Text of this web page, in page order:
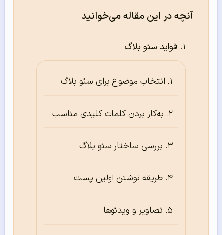
آنچه در این مقاله می‌خوانید
فواید سئو بلاگ
انتخاب موضوع برای سئو بلاگ
به‌‌‌‌‌کار بردن کلمات کلیدی مناسب
بررسی ساختار سئو بلاگ
طریقه نوشتن اولین پست
تصاویر و ویدئوها